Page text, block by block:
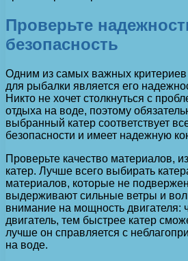
Проверьте
безопасность
Одним из самых важных
для рыбалки является его
Никто не хочет столкнуться с
отдыха на воде, поэтому
выбранный катер соответствует
безопасности и имеет надежную
Проверьте качество материалов,
катер. Лучше всего выбирать
материалов, которые не
выдерживают сильные ветры и
внимание на мощность
двигатель, тем быстрее катер
лучше он справляется с
на воде.